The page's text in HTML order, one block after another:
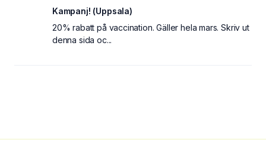
Kampanj! (Uppsala)
20% rabatt på vaccination. Gäller hela mars. Skriv ut
denna sida oc...